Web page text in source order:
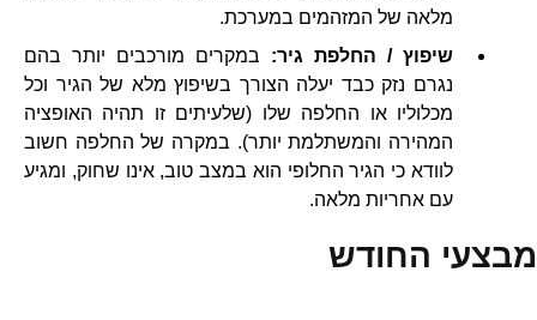
מלאה של המזהמים במערכת.
שיפוץ / החלפת גיר: במקרים מורכבים יותר בהם
נגרם נזק כבד יעלה הצורך בשיפוץ מלא של הגיר וכל
מכלוליו או החלפה שלו (שלעיתים זו תהיה האופציה
המהירה והמשתלמת יותר). במקרה של החלפה חשוב
לוודא כי הגיר החלופי הוא במצב טוב, אינו שחוק, ומגיע
עם אחריות מלאה.
מבצעי החודש